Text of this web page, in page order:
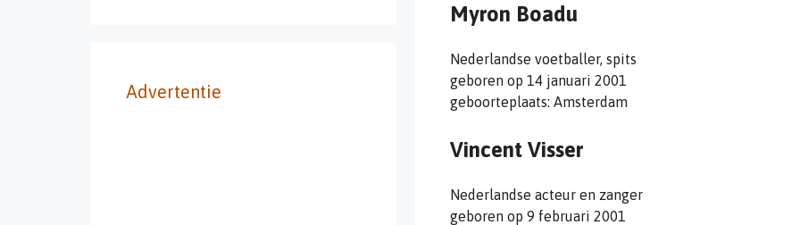
Myron Boadu
Nederlandse voetballer, spits
geboren op 14 januari 2001
geboorteplaats: Amsterdam
Vincent Visser
Nederlandse acteur en zanger
geboren op 9 februari 2001
Advertentie